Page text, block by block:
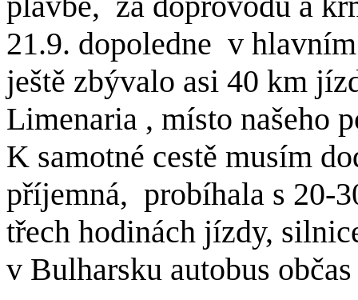
21.9. dopoledne v
ještě zbývalo asi 40 km
Limenaria , místo našeho
K samotné cestě musím
příjemná, probíhala s 20-
třech hodinách jízdy,
v Bulharsku autobus